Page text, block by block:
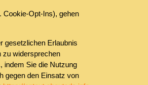
Cookie-Opt-Ins), gehen
gesetzlichen Erlaubnis
zu widersprechen
indem Sie die Nutzung
gegen den Einsatz von